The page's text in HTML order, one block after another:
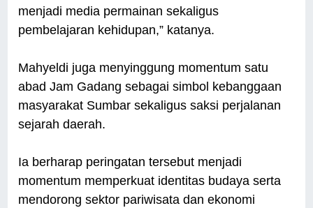
menjadi media permainan sekaligus
pembelajaran kehidupan,” katanya.
Mahyeldi juga menyinggung momentum satu
abad Jam Gadang sebagai simbol kebanggaan
masyarakat Sumbar sekaligus saksi perjalanan
sejarah daerah.
Ia berharap peringatan tersebut menjadi
momentum memperkuat identitas budaya serta
mendorong sektor pariwisata dan ekonomi